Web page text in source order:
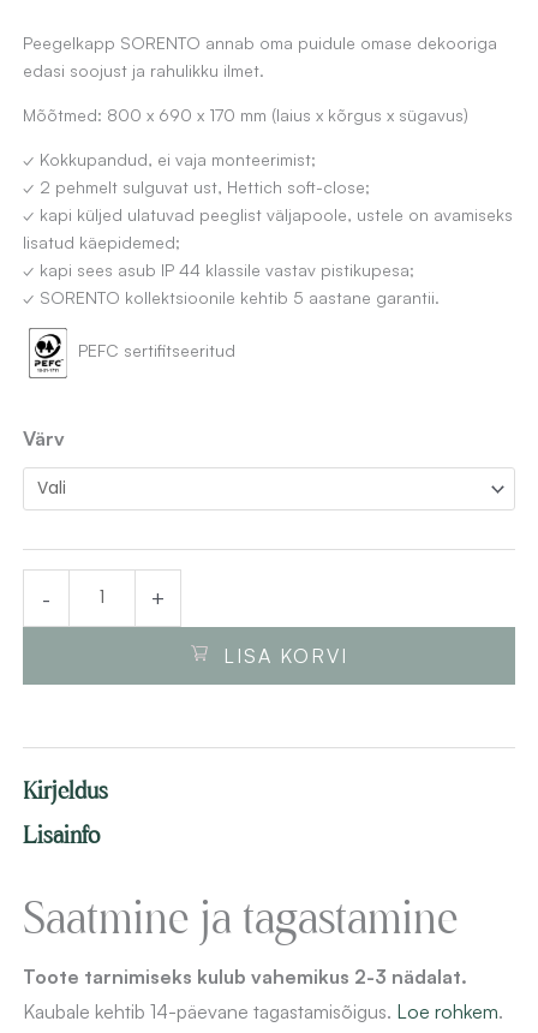
Peegelkapp SORENTO annab oma puidule omase dekooriga
edasi soojust ja rahulikku ilmet.
Mõõtmed: 800 x 690 x 170 mm (laius x kõrgus x sügavus)
✓ Kokkupandud, ei vaja monteerimist;
✓ 2 pehmelt sulguvat ust, Hettich soft-close;
✓ kapi küljed ulatuvad peeglist väljapoole, ustele on avamiseks
lisatud käepidemed;
✓ kapi sees asub IP 44 klassile vastav pistikupesa;
✓ SORENTO kollektsioonile kehtib 5 aastane garantii.
PEFC sertifitseeritud
Värv
-
Peegelkapp
SORENTO
80x69x17
soft
close
+
LISA KORVI
Kirjeldus
Lisainfo
Saatmine ja tagastamine
Toote tarnimiseks kulub vahemikus 2-3 nädalat.
Kaubale kehtib 14-päevane tagastamisõigus. Loe rohkem.